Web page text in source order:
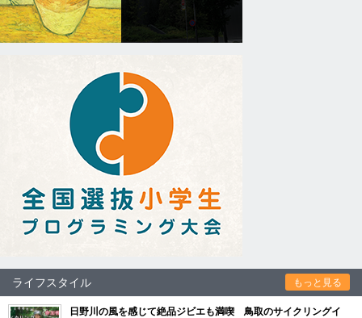
ライフスタイル もっと見る
日野川の風を感じて絶品ジビエも満喫 鳥取のサイクリングイ